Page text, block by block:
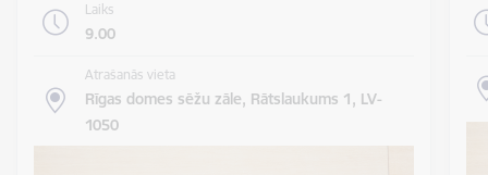
Laiks
9.00
Atrašanās vieta
Rīgas domes sēžu zāle, Rātslaukums 1, LV-
1050